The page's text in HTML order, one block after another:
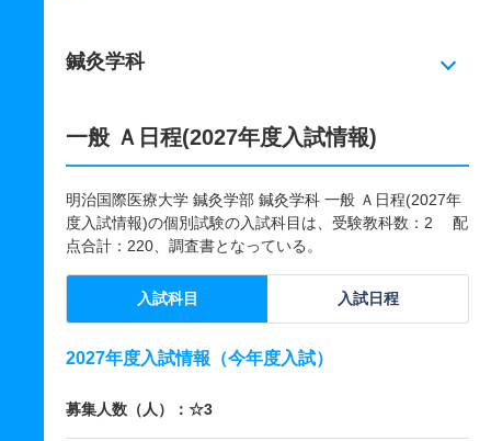
鍼灸学科
一般 Ａ日程(2027年度入試情報)
明治国際医療大学 鍼灸学部 鍼灸学科 一般 Ａ日程(2027年
度入試情報)の個別試験の入試科目は、受験教科数：2 配
点合計：220、調査書となっている。
入試科目 入試日程
2027年度入試情報（今年度入試）
募集人数（人）：☆3